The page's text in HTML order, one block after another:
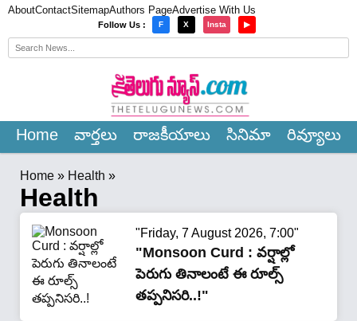
AboutContactSitemapAuthors PageAdvertise With Us
Follow Us : F X Insta ▶
Home వార్త‌లు రాజ‌కీయాలు సినిమా రివ్యూలు
Home » Health »
Health
"Friday, 7 August 2026, 7:00"
"Monsoon Curd : వర్షాల్లో
పెరుగు తినాలంటే ఈ రూల్స్
తప్పనిసరి..!"